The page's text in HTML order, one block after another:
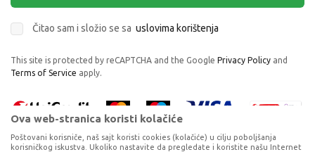
Čitao sam i složio se sa uslovima korištenja
This site is protected by reCAPTCHA and the Google Privacy Policy and
Terms of Service apply.
Ova web-stranica koristi kolačiće
Poštovani korisniče, naš sajt koristi cookies (kolačiće) u cilju poboljšanja
korisničkog iskustva. Ukoliko nastavite da pregledate i koristite našu Internet